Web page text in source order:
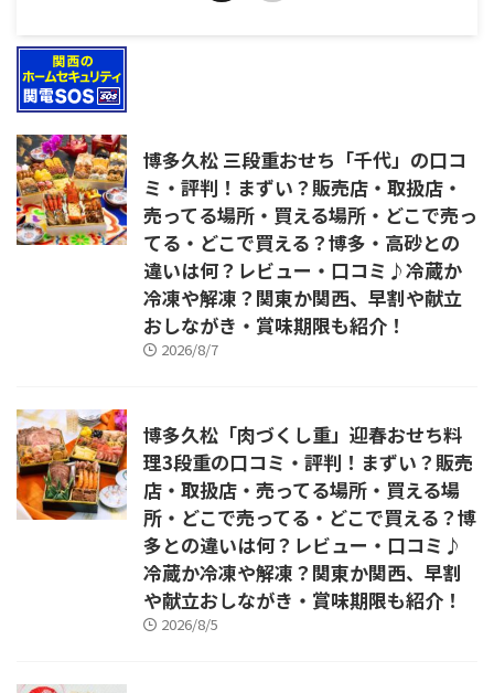
博多久松 三段重おせち「千代」の口コ
ミ・評判！まずい？販売店・取扱店・
売ってる場所・買える場所・どこで売っ
てる・どこで買える？博多・高砂との
違いは何？レビュー・口コミ♪冷蔵か
冷凍や解凍？関東か関西、早割や献立
おしながき・賞味期限も紹介！
2026/8/7
博多久松「肉づくし重」迎春おせち料
理3段重の口コミ・評判！まずい？販売
店・取扱店・売ってる場所・買える場
所・どこで売ってる・どこで買える？博
多との違いは何？レビュー・口コミ♪
冷蔵か冷凍や解凍？関東か関西、早割
や献立おしながき・賞味期限も紹介！
2026/8/5